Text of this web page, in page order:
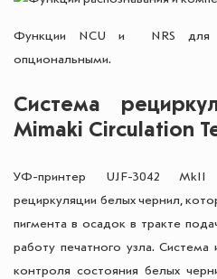
Функции NCU и NRS для
опциональными.
Система
Mimaki Circulation
УФ-принтер UJF-3042 MkII
рециркуляции белых чернил,
пигмента в осадок в тракте
работу печатного узла.
контроля состояния белых